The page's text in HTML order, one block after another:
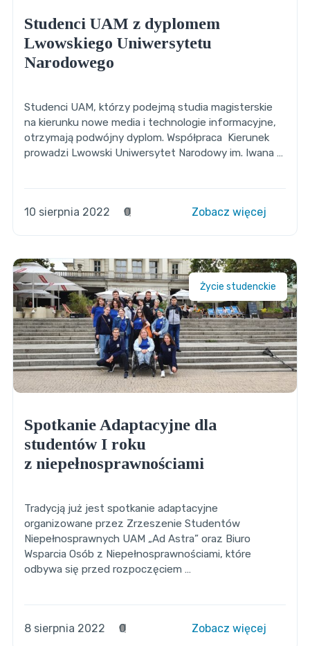
Studenci UAM z dyplomem
Lwowskiego Uniwersytetu
Narodowego
Studenci UAM, którzy podejmą studia magisterskie
na kierunku nowe media i technologie informacyjne,
otrzymają podwójny dyplom. Współpraca Kierunek
prowadzi Lwowski Uniwersytet Narodowy im. Iwana …
10 sierpnia 2022 0 Zobacz więcej
Życie studenckie
Spotkanie Adaptacyjne dla
studentów I roku
z niepełnosprawnościami
Tradycją już jest spotkanie adaptacyjne
organizowane przez Zrzeszenie Studentów
Niepełnosprawnych UAM „Ad Astra” oraz Biuro
Wsparcia Osób z Niepełnosprawnościami, które
odbywa się przed rozpoczęciem …
8 sierpnia 2022 0 Zobacz więcej